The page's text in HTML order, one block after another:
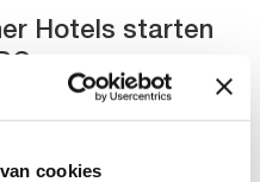
cookies
Hotels starten
AVIA VOLT en...